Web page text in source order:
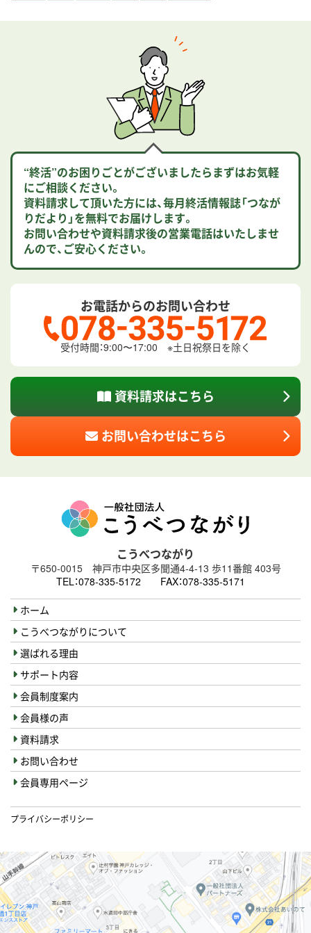
“終活”のお困りごとがございましたらまずはお気軽
にご相談ください。
資料請求して頂いた方には、毎月終活情報誌「つなが
りだより」を無料でお届けします。
お問い合わせや資料請求後の営業電話はいたしませ
んので、ご安心ください。
お電話からのお問い合わせ
受付時間：9:00〜17:00 ※土日祝祭日を除く
資料請求はこちら
お問い合わせはこちら
こうべつながり
〒650-0015 神戸市中央区多聞通4‐4‐13 歩11番館 403号
TEL：078-335-5172
FAX：078-335-5171
ホーム
こうべつながりについて
選ばれる理由
サポート内容
会員制度案内
会員様の声
資料請求
お問い合わせ
会員専用ページ
プライバシーポリシー